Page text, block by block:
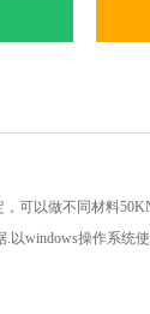
，可以做不同材料5
. 以windows操作系统